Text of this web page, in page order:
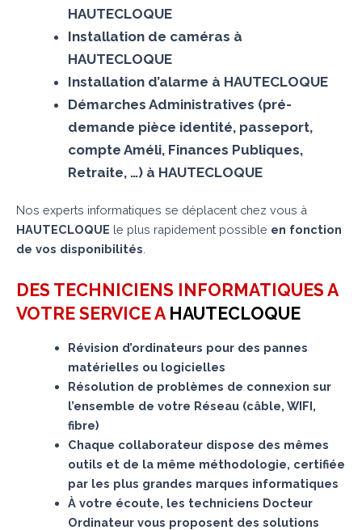
HAUTECLOQUE
Installation de caméras à
HAUTECLOQUE
Installation d’alarme à HAUTECLOQUE
Démarches Administratives (pré-
demande pièce identité, passeport,
compte Améli, Finances Publiques,
Retraite, …) à HAUTECLOQUE
Nos experts informatiques se déplacent chez vous à
HAUTECLOQUE le plus rapidement possible en fonction
de vos disponibilités.
DES TECHNICIENS INFORMATIQUES A
VOTRE SERVICE A HAUTECLOQUE
Révision d’ordinateurs pour des pannes
matérielles ou logicielles
Résolution de problèmes de connexion sur
l’ensemble de votre Réseau (câble, WIFI,
fibre)
Chaque collaborateur dispose des mêmes
outils et de la même méthodologie, certifiée
par les plus grandes marques informatiques
À votre écoute, les techniciens Docteur
Ordinateur vous proposent des solutions